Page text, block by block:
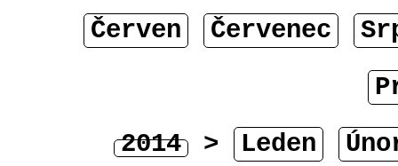
Červen
Červenec
2014 > Leden